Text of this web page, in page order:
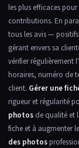
les plus efficaces
contributions. En
tous les avis —
gérant envers sa
vérifier régulièrement
horaires, numéro de
client. Gérer une
rigueur et régularité
photos de qualité et
fiche et à augmenter
des photos